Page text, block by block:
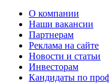
О компании
Наши вакансии
Партнерам
Реклама на сайте
Новости и статьи
Инвесторам
Кандидаты по